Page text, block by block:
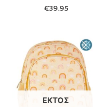
€39.95
ΕΚΤΌΣ